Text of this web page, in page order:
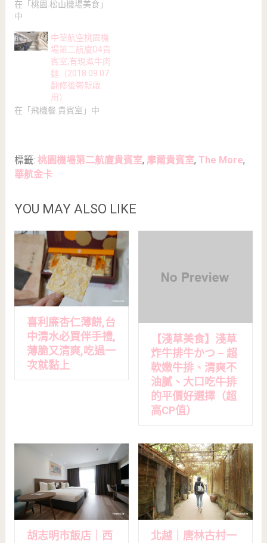
在「桃園.松山機場美食」
中
中華航空桃園機
場第二航廈D4貴
賓室,有現煮牛肉
麵（2018.09.07
翻修後嶄新啟
用）
在「飛機餐.貴賓室」中
標籤: 桃園機場第二航廈貴賓室, 摩爾貴賓室, The More,
華航金卡
YOU MAY ALSO LIKE
喜利廉杏仁薄餅,台
中清水必買伴手禮,
薄脆又清爽,吃過一
次就黏上
【淺草美食】淺草
炸牛排牛かつ – 超
軟嫩牛排、清爽不
油膩、大口吃牛排
的平價好選擇（超
高CP值）
胡志明市飯店｜西
北越｜唐林古村一